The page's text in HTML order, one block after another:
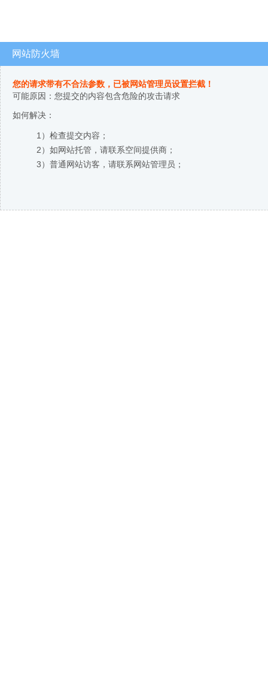
网站防火墙
您的请求带有不合法参数，已被网站管理员设置拦截！
可能原因：您提交的内容包含危险的攻击请求
如何解决：
1）检查提交内容；
2）如网站托管，请联系空间提供商；
3）普通网站访客，请联系网站管理员；